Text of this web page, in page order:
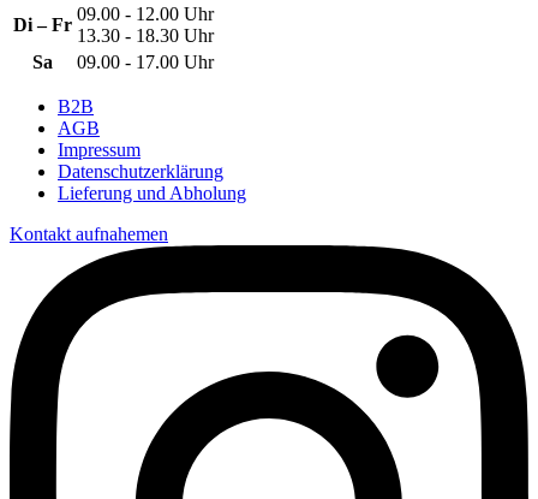
Di – Fr
09.00 - 12.00 Uhr
13.30 - 18.30 Uhr
Sa
09.00 - 17.00 Uhr
B2B
AGB
Impressum
Datenschutzerklärung
Lieferung und Abholung
Kontakt aufnahemen